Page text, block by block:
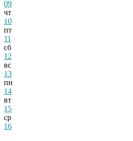
09
чт
10
пт
11
сб
12
вс
13
пн
14
вт
15
ср
16